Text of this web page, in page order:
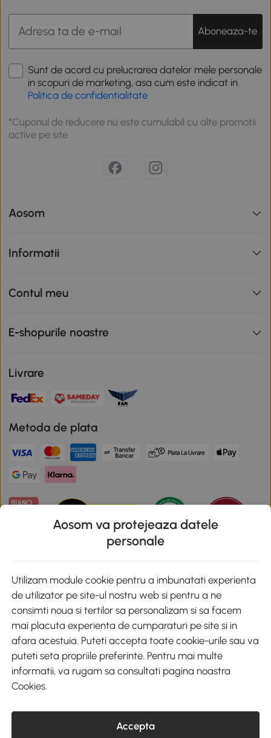
Aboneaza-te
Sunt de acord cu prelucrarea datelor mele personale
in scopuri de marketing, asa cum este indicat in
Politica de confidentialitate
*Cuponul de reducere nu este cumulabil cu alte promotii
active pe site
Aosom
Informatii
Contul meu
E-shopurile noastre
Livrare
Metoda de plata
Descarca aplicatia Aosom
Google Play
+40 312294730 clienti@aosom.ro
Romania, Bucureşti Sectorul 2, Str. Barbu Paris Mumuleanu, Nr. 30-
CUI: 49266464
COD CAEN: 4755
Aosom va protejeaza datele
personale
Utilizam module cookie pentru a imbunatati experienta
de utilizator pe site-ul nostru web si pentru a ne
consimti noua si tertilor sa personalizam si sa facem
mai placuta experienta de cumparaturi pe site si in
afara acestuia. Puteti accepta toate cookie-urile sau va
puteti seta propriile preferinte. Pentru mai multe
informatii, va rugam sa consultati pagina noastra
Cookies.
Accepta